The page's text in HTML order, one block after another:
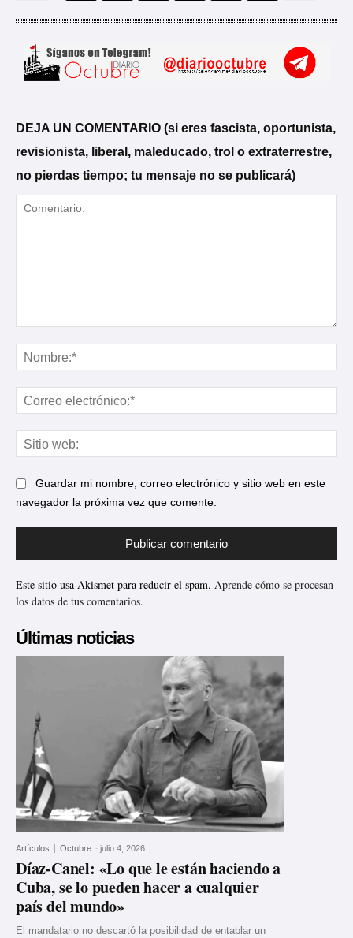
DEJA UN COMENTARIO (si eres fascista, oportunista,
revisionista, liberal, maleducado, trol o extraterrestre,
no pierdas tiempo; tu mensaje no se publicará)
Guardar mi nombre, correo electrónico y sitio web en este
navegador la próxima vez que comente.
Este sitio usa Akismet para reducir el spam. Aprende cómo se procesan
los datos de tus comentarios.
Últimas noticias
Artículos Octubre - julio 4, 2026
Díaz-Canel: «Lo que le están haciendo a
Cuba, se lo pueden hacer a cualquier
país del mundo»
El mandatario no descartó la posibilidad de entablar un